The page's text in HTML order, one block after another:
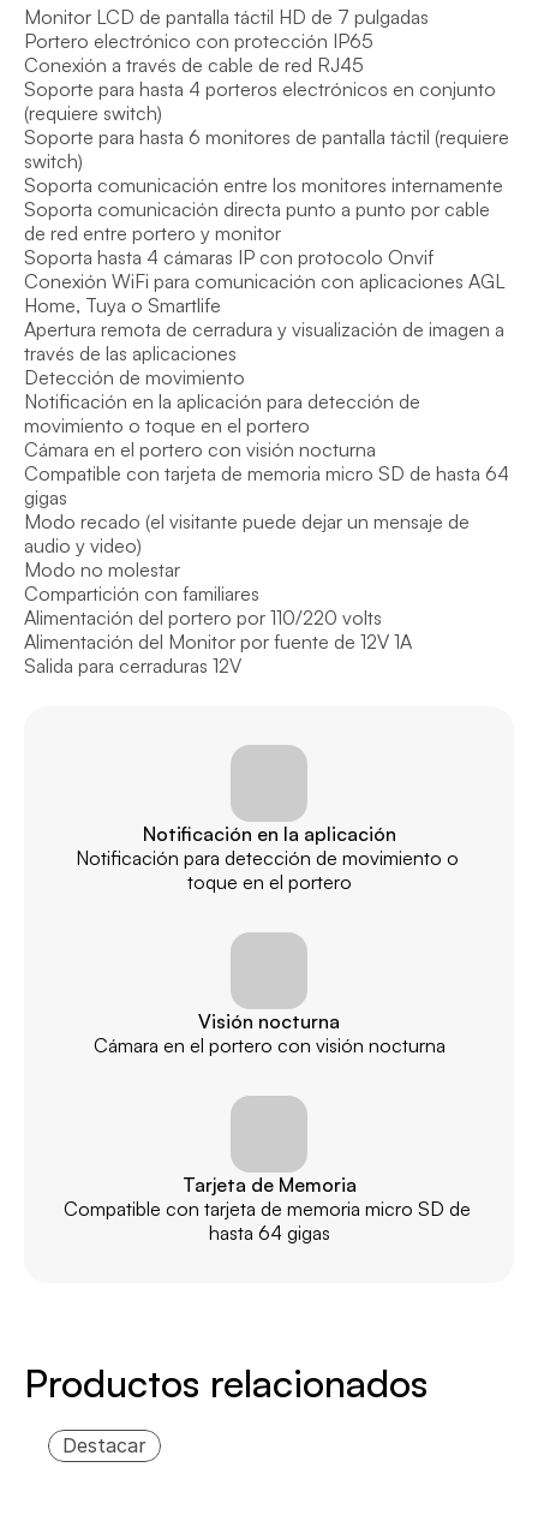
Notificación en la aplicación
Notificación para detección de movimiento o
toque en el portero
Visión nocturna
Cámara en el portero con visión nocturna
Tarjeta de Memoria
Compatible con tarjeta de memoria micro SD de
hasta 64 gigas
Monitor LCD de pantalla táctil HD de 7 pulgadas
Portero electrónico con protección IP65
Conexión a través de cable de red RJ45
Soporte para hasta 4 porteros electrónicos en conjunto
(requiere switch)
Soporte para hasta 6 monitores de pantalla táctil (requiere
switch)
Soporta comunicación entre los monitores internamente
Soporta comunicación directa punto a punto por cable
de red entre portero y monitor
Soporta hasta 4 cámaras IP con protocolo Onvif
Conexión WiFi para comunicación con aplicaciones AGL
Home, Tuya o Smartlife
Apertura remota de cerradura y visualización de imagen a
través de las aplicaciones
Detección de movimiento
Notificación en la aplicación para detección de
movimiento o toque en el portero
Cámara en el portero con visión nocturna
Compatible con tarjeta de memoria micro SD de hasta 64
gigas
Modo recado (el visitante puede dejar un mensaje de
audio y video)
Modo no molestar
Compartición con familiares
Alimentación del portero por 110/220 volts
Alimentación del Monitor por fuente de 12V 1A
Salida para cerraduras 12V
Productos relacionados
Destacar